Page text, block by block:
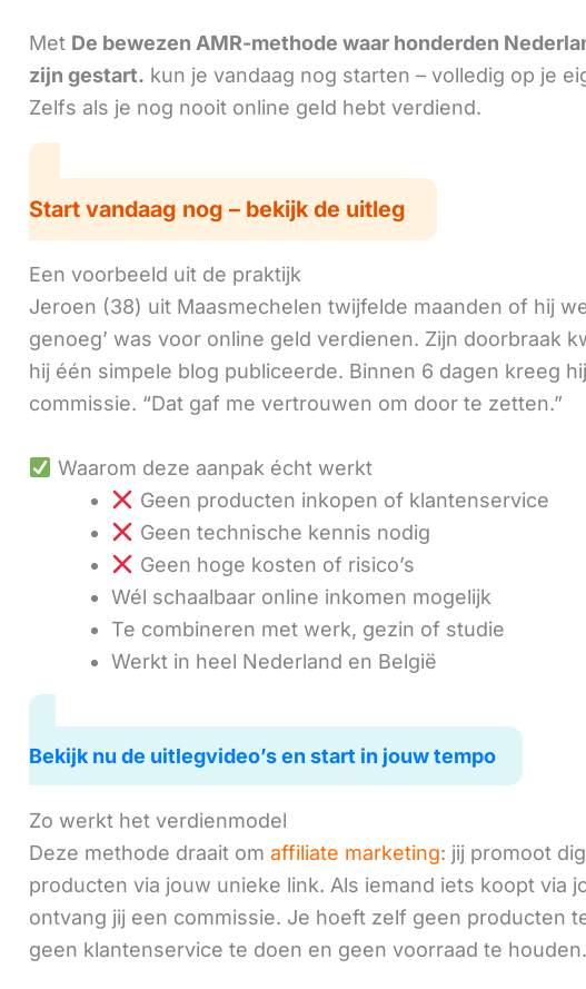
Met De bewezen AMR-methode waar honderden
zijn gestart. kun je vandaag nog starten – volledig op je
Zelfs als je nog nooit online geld hebt verdiend.
Start vandaag nog – bekijk de uitleg
Een voorbeeld uit de praktijk
Jeroen (38) uit Maasmechelen twijfelde maanden of hij
genoeg’ was voor online geld verdienen. Zijn doorbraak
hij één simpele blog publiceerde. Binnen 6 dagen kreeg
commissie. “Dat gaf me vertrouwen om door te zetten.”
Waarom deze aanpak écht werkt
Geen producten inkopen of klantenservice
Geen technische kennis nodig
Geen hoge kosten of risico’s
Wél schaalbaar online inkomen mogelijk
Te combineren met werk, gezin of studie
Werkt in heel Nederland en België
Bekijk nu de uitlegvideo’s en start in jouw tempo
Zo werkt het verdienmodel
Deze methode draait om affiliate marketing: jij promoot
producten via jouw unieke link. Als iemand iets koopt via
ontvang jij een commissie. Je hoeft zelf geen producten
geen klantenservice te doen en geen voorraad te houden.